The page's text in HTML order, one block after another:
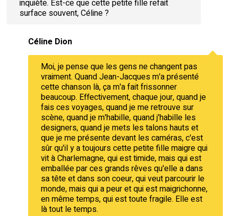
inquiète. Est-ce que cette petite fille refait
surface souvent, Céline ?
Céline Dion
Moi, je pense que les gens ne changent pas
vraiment. Quand Jean-Jacques m'a présenté
cette chanson là, ça m'a fait frissonner
beaucoup. Effectivement, chaque jour, quand je
fais ces voyages, quand je me retrouve sur
scène, quand je m'habille, quand j'habille les
designers, quand je mets les talons hauts et
que je me présente devant les caméras, c'est
sûr qu'il y a toujours cette petite fille maigre qui
vit à Charlemagne, qui est timide, mais qui est
emballée par ces grands rêves qu'elle a dans
sa tête et dans son coeur, qui veut parcourir le
monde, mais qui a peur et qui est maigrichonne,
en même temps, qui est toute fragile. Elle est
là tout le temps.